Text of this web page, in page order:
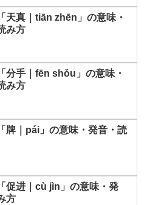
天真｜tiān zhēn」の意味・
み方
分手｜fēn shǒu」の意味・
み方
牌｜pái」の意味・発音・読
促进｜cù jìn」の意味・発
方